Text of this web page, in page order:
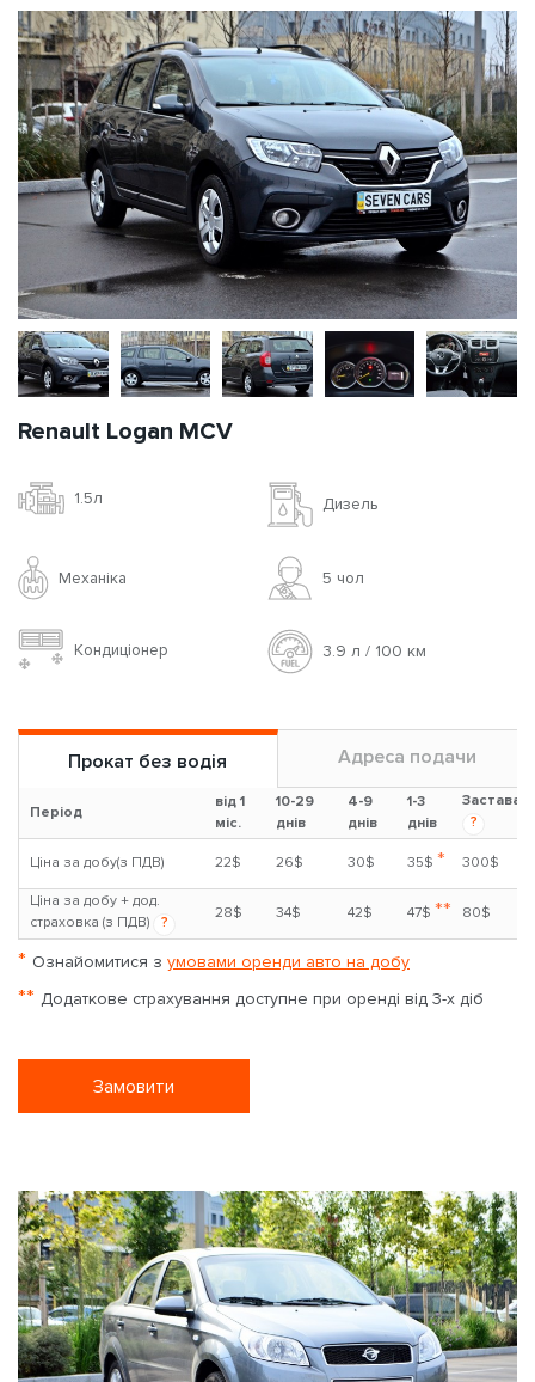
Renault Logan MCV
1.5л Дизель
Механіка 5 чoл
Кондиціонер 3.9 л / 100 км
Прокат без водія Адреса подачи
Період
від 1
міс.
10-29
днів
4-9
днів
1-3
днів
Застава
?
Ціна за добу(з ПДВ) 22$ 26$ 30$ 35$ * 300$
Ціна за добу + дод.
страховка (з ПДВ)
?
28$ 34$ 42$ 47$ ** 80$
* Ознайомитися з умовами оренди авто на добу
** Додаткове страхування доступне при оренді від 3-х діб
Замовити